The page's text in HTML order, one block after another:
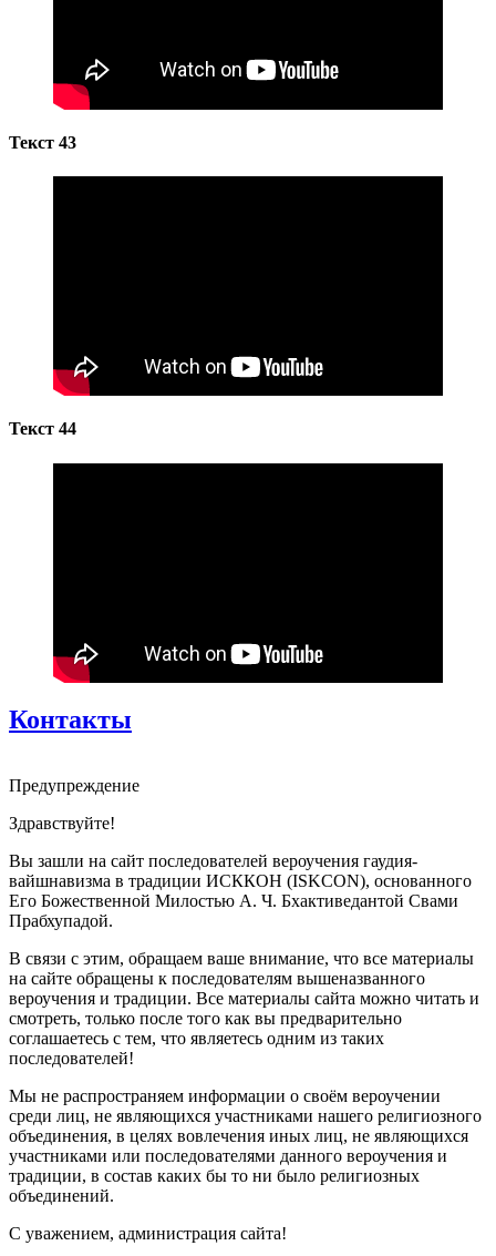
Текст 43
Текст 44
Контакты
Предупреждение
Здравствуйте!
Вы зашли на сайт последователей вероучения гаудия-
вайшнавизма в традиции ИСККОН (ISKCON), основанного
Его Божественной Милостью А. Ч. Бхактиведантой Свами
Прабхупадой.
В связи с этим, обращаем ваше внимание, что все материалы
на сайте обращены к последователям вышеназванного
вероучения и традиции. Все материалы сайта можно читать и
смотреть, только после того как вы предварительно
соглашаетесь с тем, что являетесь одним из таких
последователей!
Мы не распространяем информации о своём вероучении
среди лиц, не являющихся участниками нашего религиозного
объединения, в целях вовлечения иных лиц, не являющихся
участниками или последователями данного вероучения и
традиции, в состав каких бы то ни было религиозных
объединений.
С уважением, администрация сайта!